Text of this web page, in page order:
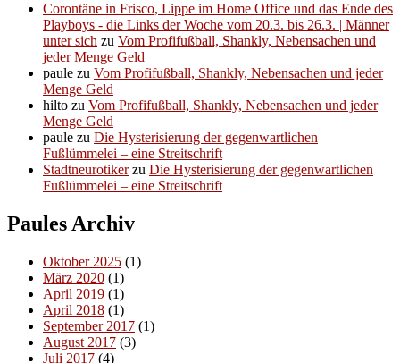
Corontäne in Frisco, Lippe im Home Office und das Ende des
Playboys - die Links der Woche vom 20.3. bis 26.3. | Männer
unter sich zu Vom Profifußball, Shankly, Nebensachen und
jeder Menge Geld
paule zu Vom Profifußball, Shankly, Nebensachen und jeder
Menge Geld
hilto zu Vom Profifußball, Shankly, Nebensachen und jeder
Menge Geld
paule zu Die Hysterisierung der gegenwartlichen
Fußlümmelei – eine Streitschrift
Stadtneurotikerzu Die Hysterisierung der gegenwartlichen
Fußlümmelei – eine Streitschrift
Paules Archiv
Oktober 2025 (1)
März 2020 (1)
April 2019 (1)
April 2018 (1)
September 2017 (1)
August 2017 (3)
Juli 2017 (4)